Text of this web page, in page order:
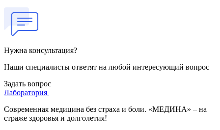
Нужна консультация?
Наши специалисты ответят на любой интересующий вопрос
Задать вопрос
Лаборатория
Современная медицина без страха и боли. «МЕДИНА» – на
страже здоровья и долголетия!